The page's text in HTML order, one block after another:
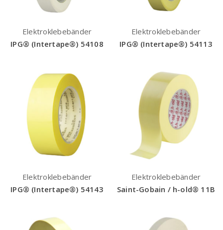
Elektroklebebänder
IPG® (Intertape®) 54108
Elektroklebebänder
IPG® (Intertape®) 54113
Elektroklebebänder
IPG® (Intertape®) 54143
Elektroklebebänder
Saint-Gobain / h-old® 11B